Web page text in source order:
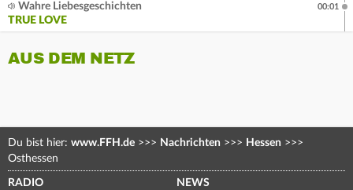
Wahre Liebesgeschichten
TRUE LOVE
00:01
AUS DEM NETZ
Du bist hier: www.FFH.de >>> Nachrichten >>> Hessen >>>
Osthessen
RADIO NEWS